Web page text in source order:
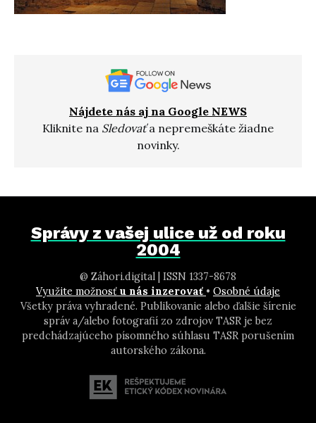
Nájdete nás aj na Google NEWS
Kliknite na Sledovaťa nepremeškáte žiadne
novinky.
Správy z vašej ulice už od roku
2004
@ Záhori.digital | ISSN 1337-8678
Využite možnosť u nás inzerovať • Osobné údaje
Všetky práva vyhradené. Publikovanie alebo ďalšie šírenie
správ a/alebo fotografií zo zdrojov TASR je bez
predchádzajúceho písomného súhlasu TASR porušením
autorského zákona.